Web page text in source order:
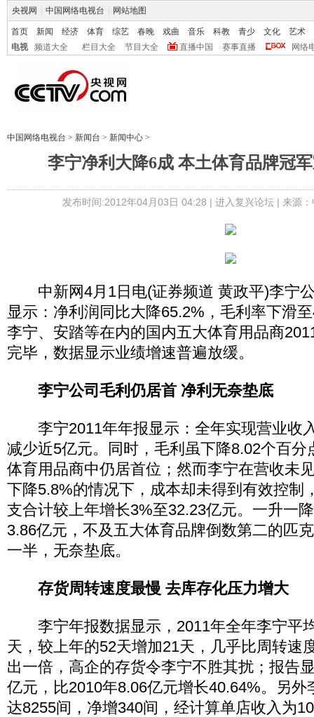
央视网 中国网络电视台 网站地图
首页 新闻 经济 体育 综艺 春晚 戏曲 音乐 科教 青少 文化
艺术
电视
频道大全 栏目大全 节目大全 直播中国 赛事直播 网络
中国网络电视台 > 新闻台 > 新闻中心 >
李宁净利大降6成 本土体育品牌冠
发布时间:2012年04月03日 04:28 | 进入复兴论坛| 来源
中新网4月1日电(证券频道 黄政平)李宁
显示：净利润同比大降65.2%，毛利率下滑
李宁、安踏等在内的国内五大体育用品商
完毕，数据显示业绩增速普遍放缓。
李宁公司毛利仍居首 净利无奈垫底
李宁2011年年报显示：全年实现营业收
减少近5亿元。同时，毛利虽下降8.02个百分
体育用品商中仍居首位；然而李宁在营收未
下降5.8%的情况下，成本却未得到有效控制
支合计较上年增长3%至32.23亿元。一升一
3.86亿元，不及五大体育品牌倒数第二的匹
一半，无奈垫底。
存货周转速度最慢 去库存化压力增大
李宁年报数据显示，2011年全年李宁平
天，较上年的52天增加21天，几乎比周转速
出一倍，高企的存货令李宁不胜其扰；报告
亿元，比2010年8.06亿元增长40.64%。另外
达8255间，净增340间，经计算单店收入为